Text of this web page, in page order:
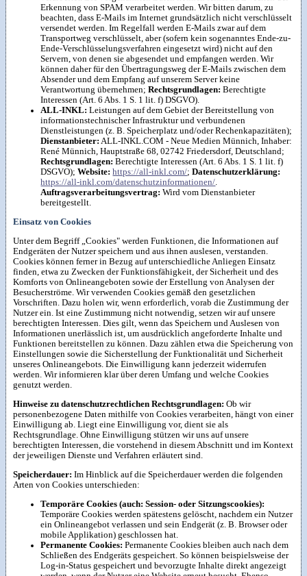
Erkennung von SPAM verarbeitet werden. Wir bitten darum, zu
beachten, dass E-Mails im Internet grundsätzlich nicht verschlüsselt
versendet werden. Im Regelfall werden E-Mails zwar auf dem
Transportweg verschlüsselt, aber (sofern kein sogenanntes Ende-zu-
Ende-Verschlüsselungsverfahren eingesetzt wird) nicht auf den
Servern, von denen sie abgesendet und empfangen werden. Wir
können daher für den Übertragungsweg der E-Mails zwischen dem
Absender und dem Empfang auf unserem Server keine
Verantwortung übernehmen;Rechtsgrundlagen: Berechtigte
Interessen (Art. 6 Abs. 1 S. 1 lit. f) DSGVO).
ALL-INKL:Leistungen auf dem Gebiet der Bereitstellung von
informationstechnischer Infrastruktur und verbundenen
Dienstleistungen (z. B. Speicherplatz und/oder Rechenkapazitäten);
Dienstanbieter: ALL-INKL.COM - Neue Medien Münnich, Inhaber:
René Münnich, Hauptstraße 68, 02742 Friedersdorf, Deutschland;
Rechtsgrundlagen: Berechtigte Interessen (Art. 6 Abs. 1 S. 1 lit. f)
DSGVO);Website: https://all-inkl.com/;Datenschutzerklärung:
https://all-inkl.com/datenschutzinformationen/
Auftragsverarbeitungsvertrag: Wird vom Dienstanbieter
bereitgestellt.
Einsatz von Cookies
Unter dem Begriff „Cookies" werden Funktionen, die Informationen auf
Endgeräten der Nutzer speichern und aus ihnen auslesen, verstanden.
Cookies können ferner in Bezug auf unterschiedliche Anliegen Einsatz
finden, etwa zu Zwecken der Funktionsfähigkeit, der Sicherheit und des
Komforts von Onlineangeboten sowie der Erstellung von Analysen der
Besucherströme. Wir verwenden Cookies gemäß den gesetzlichen
Vorschriften. Dazu holen wir, wenn erforderlich, vorab die Zustimmung der
Nutzer ein. Ist eine Zustimmung nicht notwendig, setzen wir auf unsere
berechtigten Interessen. Dies gilt, wenn das Speichern und Auslesen von
Informationen unerlässlich ist, um ausdrücklich angeforderte Inhalte und
Funktionen bereitstellen zu können. Dazu zählen etwa die Speicherung von
Einstellungen sowie die Sicherstellung der Funktionalität und Sicherheit
unseres Onlineangebots. Die Einwilligung kann jederzeit widerrufen
werden. Wir informieren klar über deren Umfang und welche Cookies
genutzt werden.
Hinweise zu datenschutzrechtlichen Rechtsgrundlagen:Ob wir
personenbezogene Daten mithilfe von Cookies verarbeiten, hängt von einer
Einwilligung ab. Liegt eine Einwilligung vor, dient sie als
Rechtsgrundlage. Ohne Einwilligung stützen wir uns auf unsere
berechtigten Interessen, die vorstehend in diesem Abschnitt und im Kontext
der jeweiligen Dienste und Verfahren erläutert sind.
Speicherdauer:Im Hinblick auf die Speicherdauer werden die folgenden
Arten von Cookies unterschieden:
Temporäre Cookies (auch: Session- oder Sitzungscookies):
Temporäre Cookies werden spätestens gelöscht, nachdem ein Nutzer
ein Onlineangebot verlassen und sein Endgerät (z. B. Browser oder
mobile Applikation) geschlossen hat.
Permanente Cookies: Permanente Cookies bleiben auch nach dem
Schließen des Endgeräts gespeichert. So können beispielsweise der
Log-in-Status gespeichert und bevorzugte Inhalte direkt angezeigt